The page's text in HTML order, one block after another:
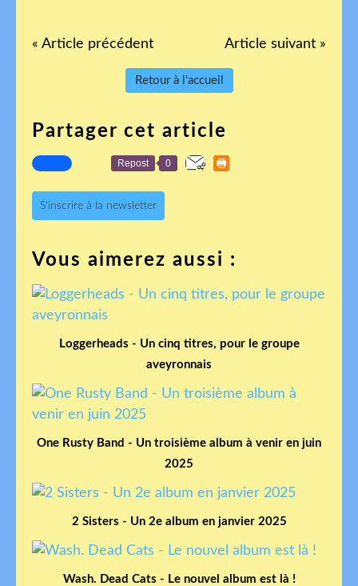
« Article précédent Article suivant »
Retour à l'accueil
Partager cet article
Repost 0
S'inscrire à la newsletter
Vous aimerez aussi :
Loggerheads - Un cinq titres, pour le groupe
aveyronnais
One Rusty Band - Un troisième album à venir en juin
2025
2 Sisters - Un 2e album en janvier 2025
Wash. Dead Cats - Le nouvel album est là !